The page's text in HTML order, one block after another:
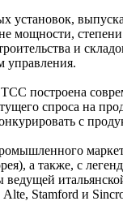
установок,
мощности,
и
управления.
построена
спроса на
с
а также, с
Stamford и